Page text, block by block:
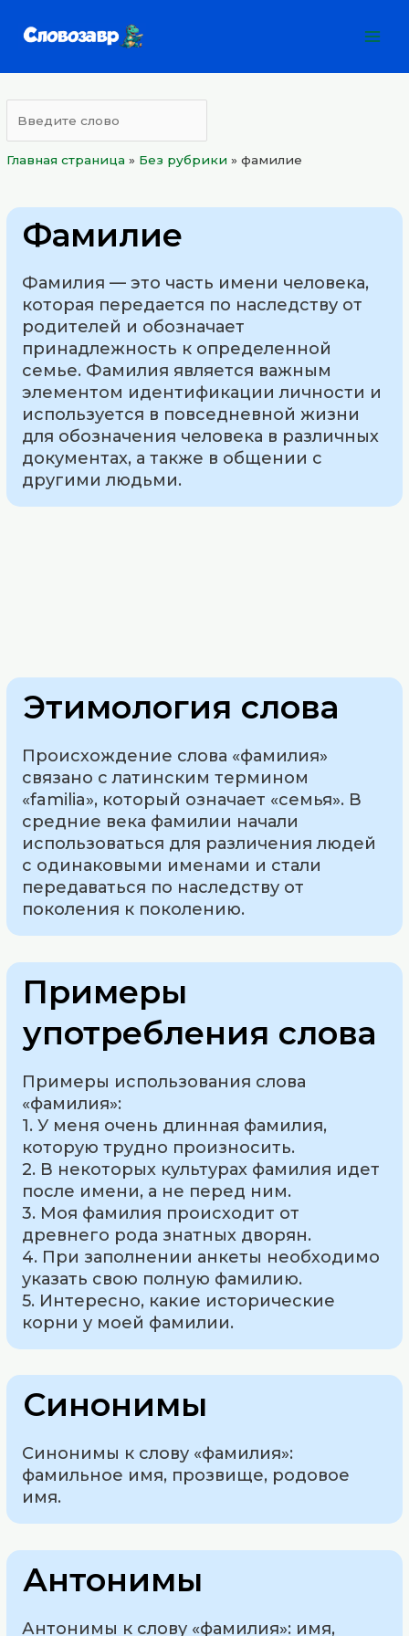
Главная страница » Без рубрики »фамилие
Фамилие
Фамилия — это часть имени человека,
которая передается по наследству от
родителей и обозначает
принадлежность к определенной
семье. Фамилия является важным
элементом идентификации личности и
используется в повседневной жизни
для обозначения человека в различных
документах, а также в общении с
другими людьми.
Этимология слова
Происхождение слова «фамилия»
связано с латинским термином
«familia», который означает «семья». В
средние века фамилии начали
использоваться для различения людей
с одинаковыми именами и стали
передаваться по наследству от
поколения к поколению.
Примеры
употребления слова
Примеры использования слова
«фамилия»:
1. У меня очень длинная фамилия,
которую трудно произносить.
2. В некоторых культурах фамилия идет
после имени, а не перед ним.
3. Моя фамилия происходит от
древнего рода знатных дворян.
4. При заполнении анкеты необходимо
указать свою полную фамилию.
5. Интересно, какие исторические
корни у моей фамилии.
Синонимы
Синонимы к слову «фамилия»:
фамильное имя, прозвище, родовое
имя.
Антонимы
Антонимы к слову «фамилия»: имя,